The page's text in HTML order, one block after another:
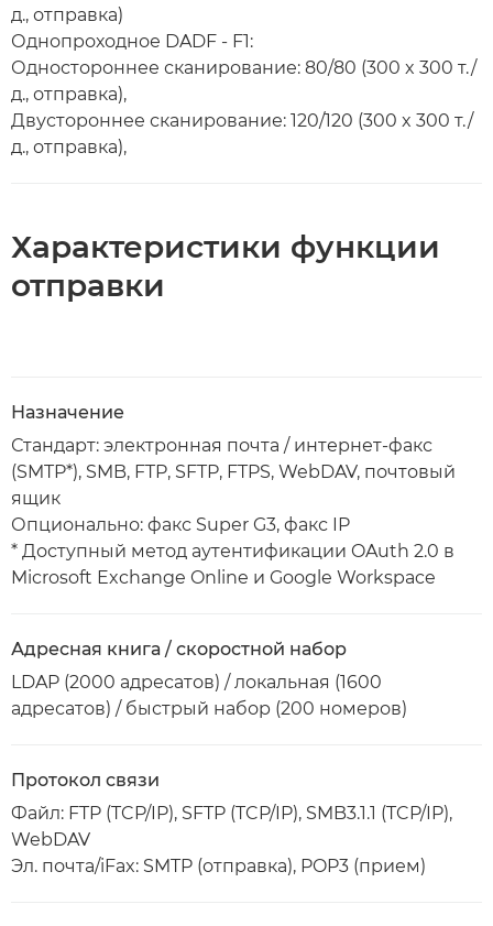
д., отправка)
Однопроходное DADF - F1:
Одностороннее сканирование: 80/80 (300 x 300 т./
д., отправка),
Двустороннее сканирование: 120/120 (300 x 300 т./
д., отправка),
Характеристики функции
отправки
Назначение
Стандарт: электронная почта / интернет-факс
(SMTP*), SMB, FTP, SFTP, FTPS, WebDAV, почтовый
ящик
Опционально: факс Super G3, факс IP
* Доступный метод аутентификации OAuth 2.0 в
Microsoft Exchange Online и Google Workspace
Адресная книга / скоростной набор
LDAP (2000 адресатов) / локальная (1600
адресатов) / быстрый набор (200 номеров)
Протокол связи
Файл: FTP (TCP/IP), SFTP (TCP/IP), SMB3.1.1 (TCP/IP),
WebDAV
Эл. почта/iFax: SMTP (отправка), POP3 (прием)